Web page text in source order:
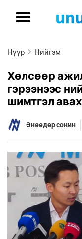
Нүүр Нийгэм
Хөлсөөр
гэрээнээс
шимтгэл
Өнөөдөр сонин